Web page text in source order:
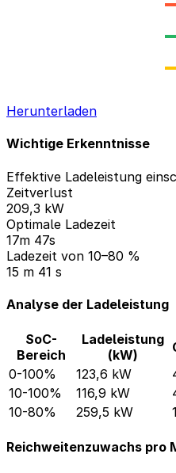
Herunterladen
Wichtige Erkenntnisse
Effektive Ladeleistung
Zeitverlust
209,3 kW
Optimale Ladezeit
17m 47s
Ladezeit von 10–80 %
15 m 41 s
Analyse der Ladeleistung
SoC-
Bereich
Ladeleistung
(kW)
0-100%
123,6 kW
10-100%
116,9 kW
10-80%
259,5 kW
Reichweitenzuwachs pro